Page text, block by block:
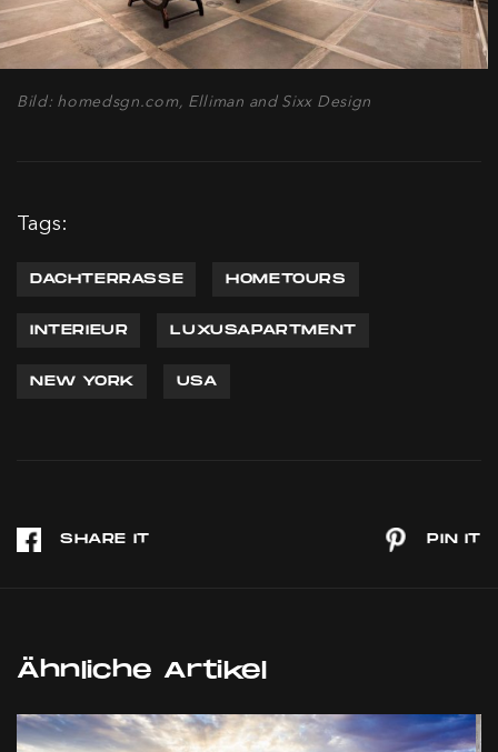
Bild: homedsgn.com, Elliman and Sixx Design
Tags:
DACHTERRASSE HOMETOURS
INTERIEUR LUXUSAPARTMENT
NEW YORK USA
Ähnliche Artikel